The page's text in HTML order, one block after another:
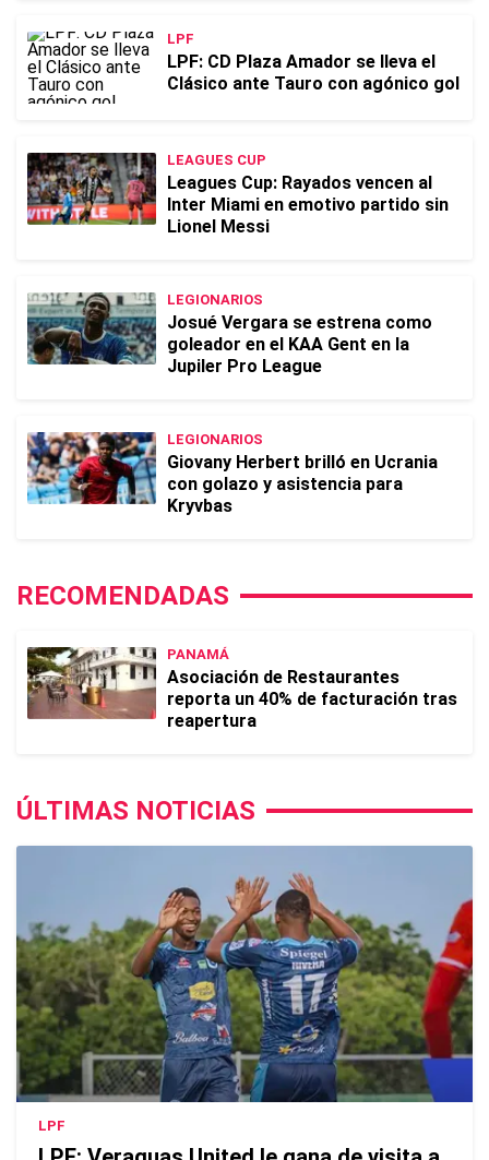
LPF
LPF: CD Plaza Amador se lleva el
Clásico ante Tauro con agónico gol
LEAGUES CUP
Leagues Cup: Rayados vencen al
Inter Miami en emotivo partido sin
Lionel Messi
LEGIONARIOS
Josué Vergara se estrena como
goleador en el KAA Gent en la
Jupiler Pro League
LEGIONARIOS
Giovany Herbert brilló en Ucrania
con golazo y asistencia para
Kryvbas
RECOMENDADAS
PANAMÁ
Asociación de Restaurantes
reporta un 40% de facturación tras
reapertura
ÚLTIMAS NOTICIAS
LPF